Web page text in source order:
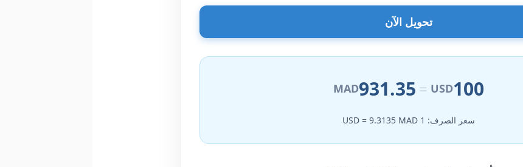
تحويل الآن
100
USD
=
931.35
MAD
سعر الصرف: 1 USD = 9.3135 MAD